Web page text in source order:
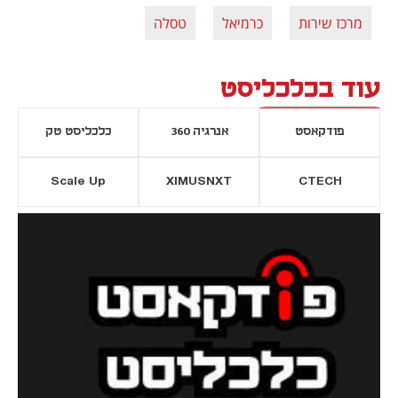
מרכז שירות כרמיאל טסלה
עוד בכלכליסט
פודקאסט אנרגיה 360 כלכליסט טק
CTECH
XIMUSNXT
Scale Up
נפתח בכרטיסייה חדשה חדשה